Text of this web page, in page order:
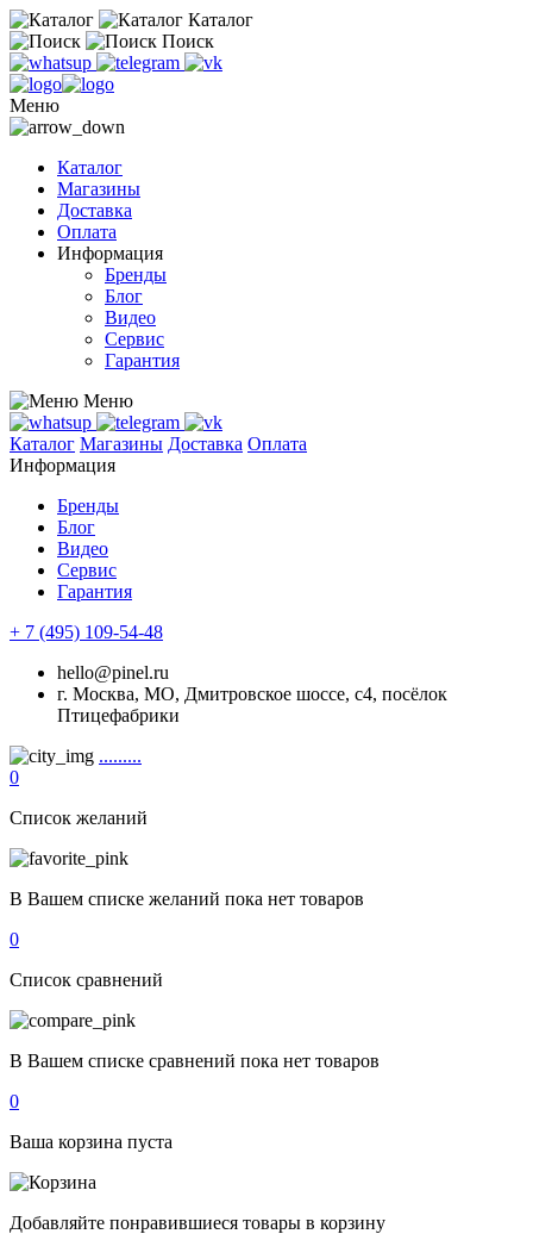
Каталог
Поиск
Меню
Каталог
Магазины
Доставка
Оплата
Информация
Бренды
Блог
Видео
Сервис
Гарантия
Меню
Каталог Магазины Доставка Оплата
Информация
Бренды
Блог
Видео
Сервис
Гарантия
+ 7 (495) 109-54-48
hello@pinel.ru
г. Москва, МО, Дмитровское шоссе, с4, посёлок
Птицефабрики
.........
0
Список желаний
В Вашем списке желаний пока нет товаров
0
Список сравнений
В Вашем списке сравнений пока нет товаров
0
Ваша корзина пуста
Добавляйте понравившиеся товары в корзину